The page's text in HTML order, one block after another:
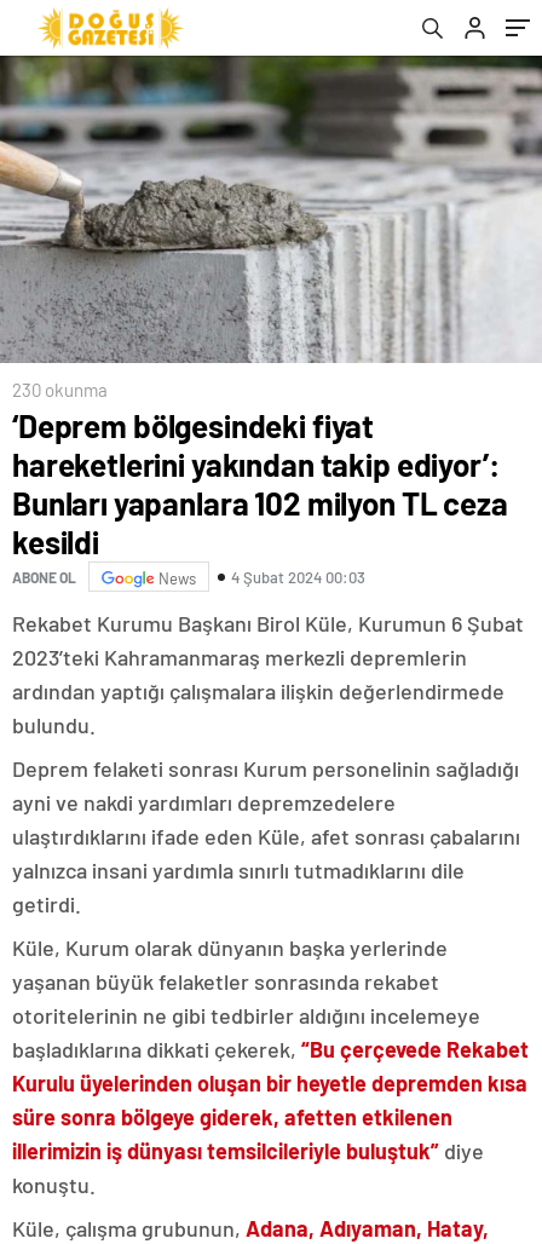
milyon TL ceza kesildi
230 okunma
‘Deprem bölgesindeki fiyat
hareketlerini yakından takip ediyor’:
Bunları yapanlara 102 milyon TL ceza
kesildi
ABONE OL News 4 Şubat 2024 00:03
Rekabet Kurumu Başkanı Birol Küle, Kurumun 6 Şubat
2023’teki Kahramanmaraş merkezli depremlerin
ardından yaptığı çalışmalara ilişkin değerlendirmede
bulundu.
Deprem felaketi sonrası Kurum personelinin sağladığı
ayni ve nakdi yardımları depremzedelere
ulaştırdıklarını ifade eden Küle, afet sonrası çabalarını
yalnızca insani yardımla sınırlı tutmadıklarını dile
getirdi.
Küle, Kurum olarak dünyanın başka yerlerinde
yaşanan büyük felaketler sonrasında rekabet
otoritelerinin ne gibi tedbirler aldığını incelemeye
başladıklarına dikkati çekerek, “Bu çerçevede Rekabet
Kurulu üyelerinden oluşan bir heyetle depremden kısa
süre sonra bölgeye giderek, afetten etkilenen
illerimizin iş dünyası temsilcileriyle buluştuk” diye
konuştu.
Küle, çalışma grubunun, Adana, Adıyaman, Hatay,